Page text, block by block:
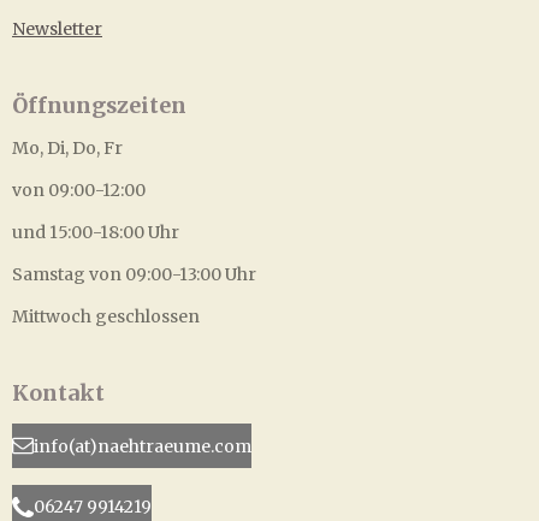
Newsletter
Öffnungszeiten
Mo, Di, Do, Fr
von 09:00-12:00
und 15:00-18:00 Uhr
Samstag von 09:00-13:00 Uhr
Mittwoch geschlossen
Kontakt
info(at)naehtraeume.com
06247 9914219